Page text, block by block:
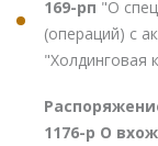
169-рп "О
(операций) с
1176-р О